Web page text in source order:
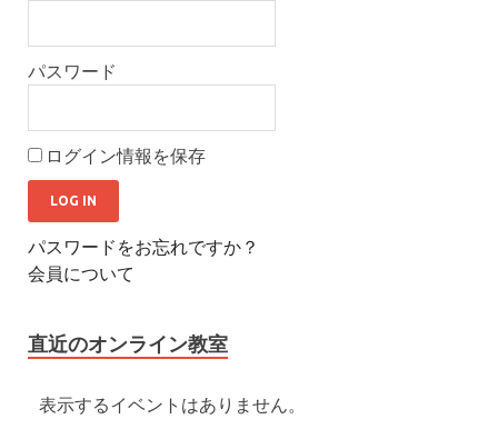
パスワード
ログイン情報を保存
パスワードをお忘れですか？
会員について
直近のオンライン教室
表示するイベントはありません。